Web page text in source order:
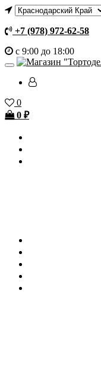
+7 (978) 972-62-58
с 9:00 до 18:00
0
0 ₽